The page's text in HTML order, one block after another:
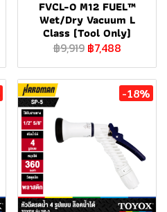
FVCL-0 M12 FUEL™
Wet/Dry Vacuum L
Class (Tool Only)
฿9,919 ฿7,488
-18%